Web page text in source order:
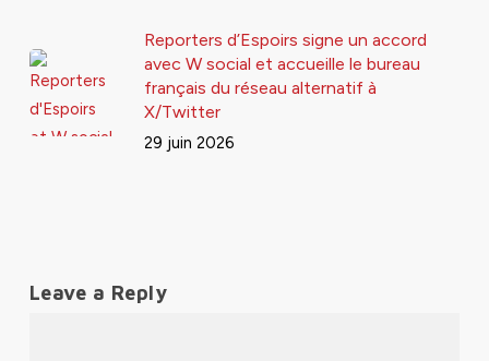
Reporters d’Espoirs signe un accord
avec W social et accueille le bureau
français du réseau alternatif à
X/Twitter
29 juin 2026
Leave a Reply